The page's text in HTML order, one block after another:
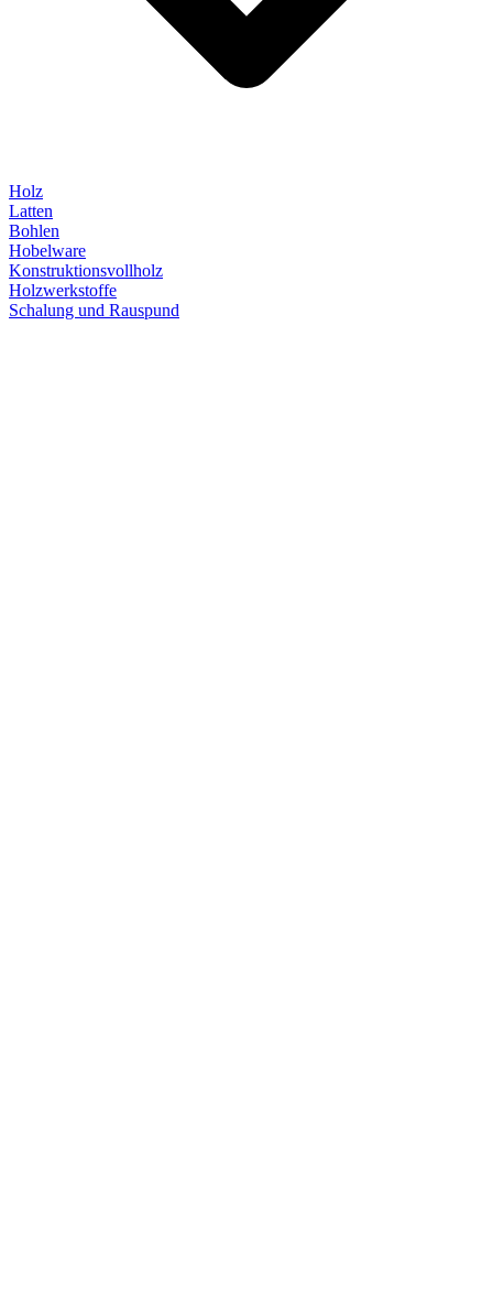
Holz
Latten
Bohlen
Hobelware
Konstruktionsvollholz
Holzwerkstoffe
Schalung und Rauspund